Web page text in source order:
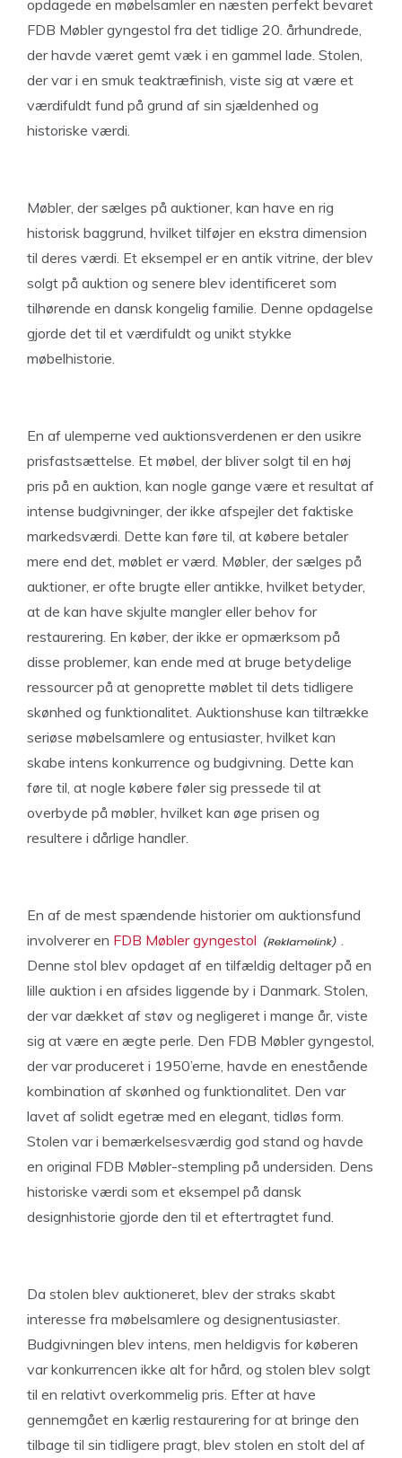
opdagede en møbelsamler en næsten perfekt bevaret
FDB Møbler gyngestol fra det tidlige 20. århundrede,
der havde været gemt væk i en gammel lade. Stolen,
der var i en smuk teaktræfinish, viste sig at være et
værdifuldt fund på grund af sin sjældenhed og
historiske værdi.
Møbler, der sælges på auktioner, kan have en rig
historisk baggrund, hvilket tilføjer en ekstra dimension
til deres værdi. Et eksempel er en antik vitrine, der blev
solgt på auktion og senere blev identificeret som
tilhørende en dansk kongelig familie. Denne opdagelse
gjorde det til et værdifuldt og unikt stykke
møbelhistorie.
En af ulemperne ved auktionsverdenen er den usikre
prisfastsættelse. Et møbel, der bliver solgt til en høj
pris på en auktion, kan nogle gange være et resultat af
intense budgivninger, der ikke afspejler det faktiske
markedsværdi. Dette kan føre til, at købere betaler
mere end det, møblet er værd. Møbler, der sælges på
auktioner, er ofte brugte eller antikke, hvilket betyder,
at de kan have skjulte mangler eller behov for
restaurering. En køber, der ikke er opmærksom på
disse problemer, kan ende med at bruge betydelige
ressourcer på at genoprette møblet til dets tidligere
skønhed og funktionalitet. Auktionshuse kan tiltrække
seriøse møbelsamlere og entusiaster, hvilket kan
skabe intens konkurrence og budgivning. Dette kan
føre til, at nogle købere føler sig pressede til at
overbyde på møbler, hvilket kan øge prisen og
resultere i dårlige handler.
En af de mest spændende historier om auktionsfund
involverer en FDB Møbler gyngestol
.
Denne stol blev opdaget af en tilfældig deltager på en
lille auktion i en afsides liggende by i Danmark. Stolen,
der var dækket af støv og negligeret i mange år, viste
sig at være en ægte perle. Den FDB Møbler gyngestol,
der var produceret i 1950’erne, havde en enestående
kombination af skønhed og funktionalitet. Den var
lavet af solidt egetræ med en elegant, tidløs form.
Stolen var i bemærkelsesværdig god stand og havde
en original FDB Møbler-stempling på undersiden. Dens
historiske værdi som et eksempel på dansk
designhistorie gjorde den til et eftertragtet fund.
Da stolen blev auktioneret, blev der straks skabt
interesse fra møbelsamlere og designentusiaster.
Budgivningen blev intens, men heldigvis for køberen
var konkurrencen ikke alt for hård, og stolen blev solgt
til en relativt overkommelig pris. Efter at have
gennemgået en kærlig restaurering for at bringe den
tilbage til sin tidligere pragt, blev stolen en stolt del af